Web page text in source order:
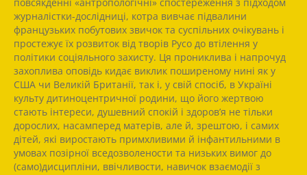
журналістки-дослідниці, котра вивчає підвалини
французьких побутових звичок та суспільних очікувань і
простежує їх розвиток від творів Русо до втілення у
політики соціяльного захисту. Ця прониклива і напрочуд
захоплива оповідь кидає виклик поширеному нині як у
США чи Великій Британії, так і, у свій спосіб, в Україні
культу дитиноцентричної родини, що його жертвою
стають інтереси, душевний спокій і здоров’я не тільки
дорослих, насамперед матерів, але й, зрештою, і самих
дітей, які виростають примхливими й інфантильними в
умовах позірної вседозволености та низьких вимог до
(само)дисципліни, ввічливости, навичок взаємодії з